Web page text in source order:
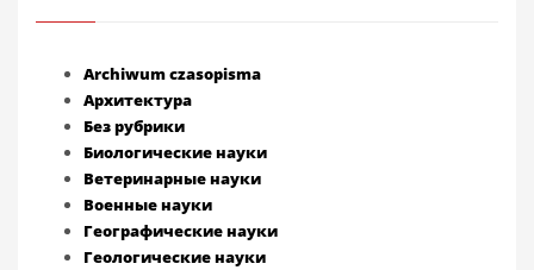
Archiwum czasopisma
Архитектура
Без рубрики
Биологические науки
Ветеринарные науки
Военные науки
Географические науки
Геологические науки